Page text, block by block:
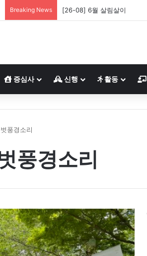
Breaking News [26-08] 6월 살림살이
증심사 신행 활동
풍경소리
풍경소리